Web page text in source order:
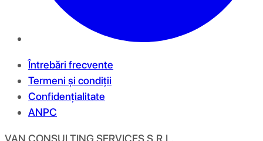
Întrebări frecvente
Termeni și condiții
Confidențialitate
ANPC
VAN CONSULTING SERVICES S.R.L.